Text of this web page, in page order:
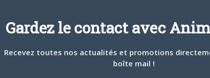
Paris
Gardez le contact avec
Recevez toutes nos actualités et promotions
boîte mail !